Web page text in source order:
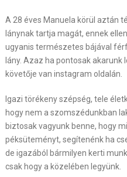
A 28 éves Manuela körül aztán
lánynak tartja magát, ennek
ugyanis természetes bájával
lány. Azaz ha pontosak akarunk
követője van instagram oldalán.
Igazi törékeny szépség, tele
hogy nem a szomszédunkban
biztosak vagyunk benne, hogy
péksüteményt, segítenénk ha
de igazából bármilyen kerti
csak hogy a közelében legyünk.